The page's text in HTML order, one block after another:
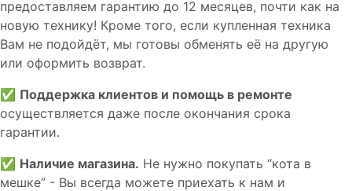
предоставляем гарантию до 12 месяцев, почти как на
новую технику! Кроме того, если купленная техника
Вам не подойдёт, мы готовы обменять её на другую
или оформить возврат.
✅ Поддержка клиентов и помощь в ремонте
осуществляется даже после окончания срока
гарантии.
✅ Наличие магазина. Не нужно покупать “кота в
мешке” - Вы всегда можете приехать к нам и